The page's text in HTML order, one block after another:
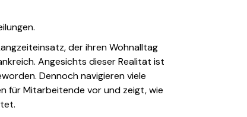
der ihren Wohnalltag
Angesichts dieser Realität ist
Dennoch navigieren viele
für Mitarbeitende vor und zeigt, wie